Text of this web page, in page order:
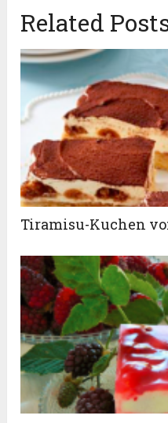
Related
Tiramisu-Kuchen